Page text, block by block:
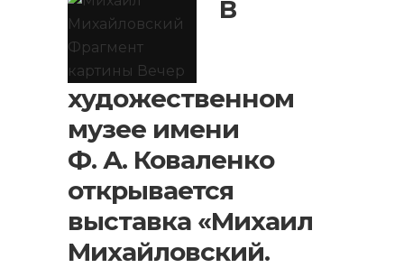
В
художественном
музее имени
Ф. А. Коваленко
открывается
выставка «Михаил
Михайловский.